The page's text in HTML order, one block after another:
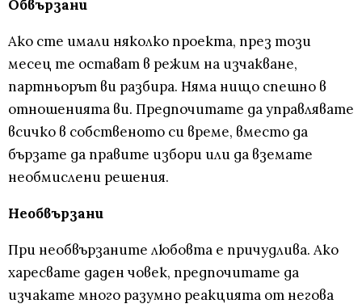
Обвързани
Ако сте имали няколко проекта, през този
месец те остават в режим на изчакване,
партньорът ви разбира. Няма нищо спешно в
отношенията ви. Предпочитате да управлявате
всичко в собственото си време, вместо да
бързате да правите избори или да вземате
необмислени решения.
Необвързани
При необвързаните любовта е причудлива. Ако
харесвате даден човек, предпочитате да
изчакате много разумно реакцията от негова